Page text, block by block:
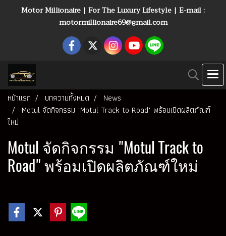
Motor Millionaire | For The Luxury Lifestyle | E-mail :
motormillionaire69@gmail.com
หน้าแรก บทความทั้งหมด
News
Motul จัดกิจกรรม "Motul Track to Road" พร้อมเปิดผลิตภัณฑ์
ใหม่
Motul จัดกิจกรรม "Motul Track to
Road" พร้อมเปิดผลิตภัณฑ์ใหม่